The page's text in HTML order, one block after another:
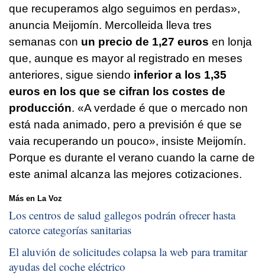
que recuperamos algo seguimos en perdas»,
anuncia Meijomín. Mercolleida lleva tres
semanas con un precio de 1,27 euros en lonja
que, aunque es mayor al registrado en meses
anteriores, sigue siendo inferior a los 1,35
euros en los que se cifran los costes de
producción. «A verdade é que o mercado non
está nada animado, pero a previsión é que se
vaia recuperando un pouco», insiste Meijomín.
Porque es durante el verano cuando la carne de
este animal alcanza las mejores cotizaciones.
Más en La Voz
Los centros de salud gallegos podrán ofrecer hasta
catorce categorías sanitarias
El aluvión de solicitudes colapsa la web para tramitar
ayudas del coche eléctrico